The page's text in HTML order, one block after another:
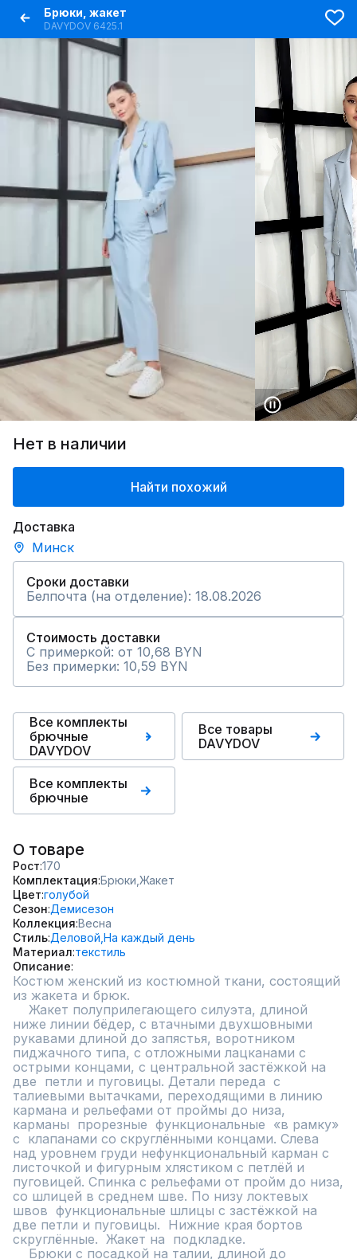
Брюки, жакет
DAVYDOV 6425.1
Нет в наличии
Найти похожий
Доставка
Минск
Сроки доставки
Белпочта (на отделение): 18.08.2026
Стоимость доставки
С примеркой: от 10,68 BYN
Без примерки: 10,59 BYN
Все комплекты
брючные
DAVYDOV
Все товары
DAVYDOV
Все комплекты
брючные
О товаре
Рост 170
Комплектация Брюки, Жакет
Цвет голубой
Сезон Демисезон
Коллекция Весна
Стиль Деловой, На каждый день
Материал текстиль
Описание
Костюм женский из костюмной ткани, состоящий
из жакета и брюк.
ниже линии бёдер, с втачными двухшовными
рукавами длиной до запястья, воротником
пиджачного типа, с отложными лацканами с
острыми концами, с центральной застёжкой на
две  петли и пуговицы. Детали переда  с
талиевыми вытачками, переходящими в линию
кармана и рельефами от проймы до низа,
карманы  прорезные  функциональные  «в рамку»
с  клапанами со скруглёнными концами. Слева
над уровнем груди нефункциональный карман с
листочкой и фигурным хлястиком с петлёй и
пуговицей. Спинка с рельефами от пройм до низа,
со шлицей в среднем шве. По низу локтевых
швов  функциональные шлицы с застёжкой на
две петли и пуговицы.  Нижние края бортов
скруглённые.  Жакет на  подкладке.